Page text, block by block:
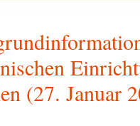
(27. Januar